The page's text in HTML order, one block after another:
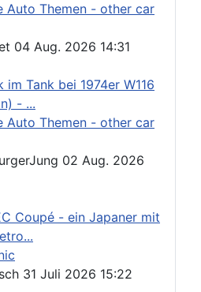
Auto Themen - other car
04 Aug. 2026 14:31
im Tank bei 1974er W116
- ...
Auto Themen - other car
02 Aug. 2026
Coupé - ein Japaner mit
31 Juli 2026 15:22